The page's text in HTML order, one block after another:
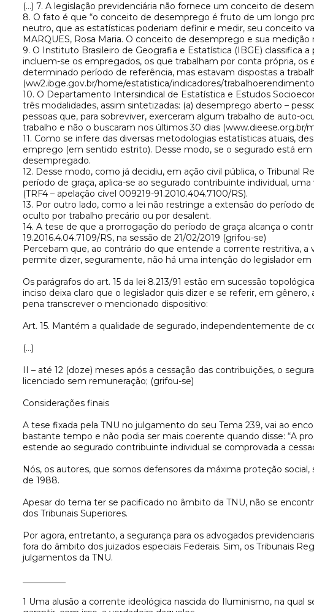
(…) 7. A legislação previdenciária não fornece um conceito de
8. O fato é que “o conceito de desemprego é fruto de um longo
neutro, que as estatísticas poderiam definir e medir, seu conceito
MARQUES, Rosa Maria. O conceito de desemprego e sua medição
9. O Instituto Brasileiro de Geografia e Estatística (IBGE)
incluem-se os empregados, os que trabalham por conta própria,
determinado período de referência, mas estavam dispostas a
(ww2.ibge.gov.br/home/estatistica/indicadores/
10. O Departamento Intersindical de Estatística e Estudos
três modalidades, assim sintetizadas: (a) desemprego aberto –
pessoas que, para sobreviver, exerceram algum trabalho de auto-
trabalho e não o buscaram nos últimos 30 dias
11. Como se infere das diversas metodologias estatísticas atuais,
emprego (em sentido estrito). Desse modo, se o segurado está
desempregado.
12. Desse modo, como já decidiu, em ação civil pública, o Tribunal
período de graça, aplica-se ao segurado contribuinte individual,
(TRF4 – apelação cível 009219-91.2010.404.7100/RS).
13. Por outro lado, como a lei não restringe a extensão do período
oculto por trabalho precário ou por desalent.
14. A tese de que a prorrogação do período de graça alcança o
19.2016.4.04.7109/RS, na sessão de 21/02/2019 (grifou-se)
Percebam que, ao contrário do que entende a corrente restritiva, a
permite dizer, seguramente, não há uma intenção do legislador em
Os parágrafos do art. 15 da lei 8.213/91 estão em sucessão
inciso deixa claro que o legislador quis dizer e se referir, em
pena transcrever o mencionado dispositivo:
Art. 15. Mantém a qualidade de segurado, independentemente de
(…)
II – até 12 (doze) meses após a cessação das contribuições, o
licenciado sem remuneração; (grifou-se)
Considerações finais
A tese fixada pela TNU no julgamento do seu Tema 239, vai ao
bastante tempo e não podia ser mais coerente quando disse: “A
estende ao segurado contribuinte individual se comprovada a
Nós, os autores, que somos defensores da máxima proteção
de 1988.
Apesar do tema ter se pacificado no âmbito da TNU, não se
dos Tribunais Superiores.
Por agora, entretanto, a segurança para os advogados
fora do âmbito dos juizados especiais Federais. Sim, os Tribunais
julgamentos da TNU.
1 Uma alusão a corrente ideológica nascida do Iluminismo, na